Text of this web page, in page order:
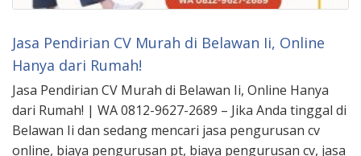
Jasa Pendirian CV Murah di Belawan Ii, Online
Hanya dari Rumah!
Jasa Pendirian CV Murah di Belawan Ii, Online Hanya
dari Rumah! | WA 0812-9627-2689 – Jika Anda tinggal di
Belawan Ii dan sedang mencari jasa pengurusan cv
online, biaya pengurusan pt, biaya pengurusan cv, jasa